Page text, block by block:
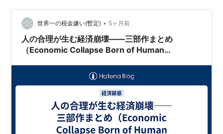
地獄が待っている。 それでもメディアで偏向報道を続け
ておればナントカなっていたのも、今回の中東の長引く
戦争ゴッコでは難しいことになるだろう。 イラ…
世界一の税金嫌い(暫定) • 5ヶ月前
人の合理が生む経済崩壊――三部作まとめ
（Economic Collapse Born of Human